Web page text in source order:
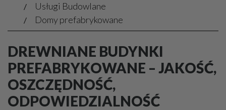
Usługi Budowlane
Domy prefabrykowane
DREWNIANE BUDYNKI
PREFABRYKOWANE – JAKOŚĆ,
OSZCZĘDNOŚĆ,
ODPOWIEDZIALNOŚĆ